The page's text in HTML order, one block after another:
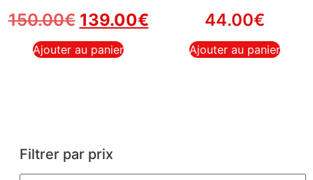
150.00€ 139.00€
Ajouter au panier
44.00€
Ajouter au panier
Filtrer par prix